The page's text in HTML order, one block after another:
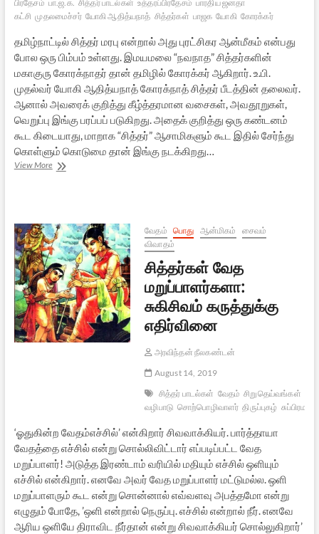
பிரதேசம் பா.ஜ.க. சித்தர் பாடல்கள் உத்தரப்பிரதேசம் பாரதிய ஜனதா
கட்சி முதலமைச்சர் யோகி ஆதித்யநாத் சித்தர்கள் பாஜக யோகி கோரக்கர்
தமிழ்நாட்டில் சித்தர் மரபு என்றால் அது புரட்சிகர ஆன்மீகம் என்பது
போல ஒரு பிம்பம் உள்ளது. இமயமலை “நவநாத” சித்தர்களின்
மகாகுரு கோரக்நாதர் தான் தமிழில் கோரக்கர் ஆகிறார். உ.பி.
முதல்வர் யோகி ஆதித்யநாத் கோரக்நாத் சித்தர் பீடத்தின் தலைவர்.
ஆனால் அவரைக் குறித்து கீழ்த்தரமான வசைகள், அவதூறுகள்,
வெறுப்பு இங்கு பரப்பப் படுகிறது. அதைக் குறித்து ஒரு கண்டனம்
கூட கிடையாது, மாறாக “சித்தர்” ஆசாமிகளும் கூட இதில் சேர்ந்து
கொள்ளும் கொடுமை தான் இங்கு நடக்கிறது…
View Moreகோரக்கர்
வேதம் பொது ஆன்மிகம்
சைவம்
விவாதம்
சித்தர்கள் வேத
மறுப்பாளர்களா:
சுகிசிவம் கருத்துக்கு
எதிர்வினை
அரவிந்தன் நீலகண்டன்
August 14, 2019
சித்தர் பாடல்கள் வேதம் சிறுதெய்வங்கள்
வழிபாடு சொற்பொழிவாளர் திருப்புகழ்
‘ஓதுகின்ற வேதம்எச்சில்’ என்கிறார் சிவவாக்கியர். பார்த்தாயா
வேதத்தை எச்சில் என்று சொல்லிவிட்டார் எப்படிப்பட்ட வேத
மறுப்பாளர்! அடுத்த இரண்டாம் வரியில் மதியும் எச்சில் ஒளியும்
எச்சில் என்கிறார். எனவே அவர் வேத மறுப்பாளர் மட்டுமல்ல. ஒளி
மறுப்பாளரும் கூட என்று சொன்னால் எவ்வளவு அபத்தமோ என்று
எழுதும் போதே, ’ஒளி என்றால் நெருப்பு. எச்சில் என்றால் நீர். எனவே
ஆரிய ஒளியே திராவிட நீர்தான் என்று சிவவாக்கியர் சொல்லுகிறார்’